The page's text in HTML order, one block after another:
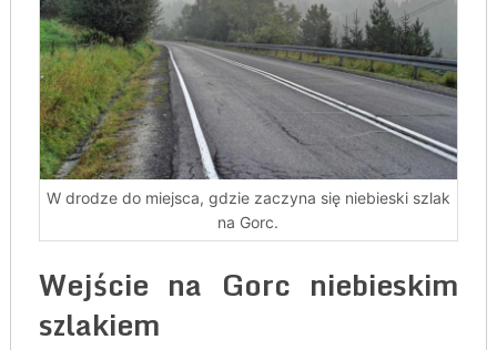
W drodze do miejsca, gdzie zaczyna się niebieski szlak
na Gorc.
Wejście na Gorc niebieskim
szlakiem